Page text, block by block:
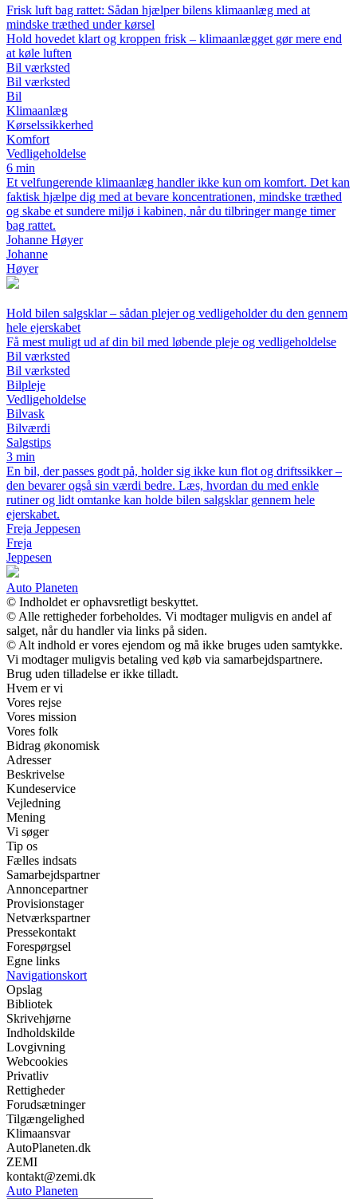
Frisk luft bag rattet: Sådan hjælper bilens klimaanlæg med at
mindske træthed under kørsel
Hold hovedet klart og kroppen frisk – klimaanlægget gør mere end
at køle luften
Bil værksted
Bil værksted
Bil
Klimaanlæg
Kørselssikkerhed
Komfort
Vedligeholdelse
6 min
Et velfungerende klimaanlæg handler ikke kun om komfort. Det kan
faktisk hjælpe dig med at bevare koncentrationen, mindske træthed
og skabe et sundere miljø i kabinen, når du tilbringer mange timer
bag rattet.
Johanne Høyer
Johanne
Høyer
Hold bilen salgsklar – sådan plejer og vedligeholder du den gennem
hele ejerskabet
Få mest muligt ud af din bil med løbende pleje og vedligeholdelse
Bil værksted
Bil værksted
Bilpleje
Vedligeholdelse
Bilvask
Bilværdi
Salgstips
3 min
En bil, der passes godt på, holder sig ikke kun flot og driftssikker –
den bevarer også sin værdi bedre. Læs, hvordan du med enkle
rutiner og lidt omtanke kan holde bilen salgsklar gennem hele
ejerskabet.
Freja Jeppesen
Freja
Jeppesen
Auto Planeten
© Indholdet er ophavsretligt beskyttet.
© Alle rettigheder forbeholdes. Vi modtager muligvis en andel af
salget, når du handler via links på siden.
© Alt indhold er vores ejendom og må ikke bruges uden samtykke.
Vi modtager muligvis betaling ved køb via samarbejdspartnere.
Brug uden tilladelse er ikke tilladt.
Hvem er vi
Vores rejse
Vores mission
Vores folk
Bidrag økonomisk
Adresser
Beskrivelse
Kundeservice
Vejledning
Mening
Vi søger
Tip os
Fælles indsats
Samarbejdspartner
Annoncepartner
Provisionstager
Netværkspartner
Pressekontakt
Forespørgsel
Egne links
Navigationskort
Opslag
Bibliotek
Skrivehjørne
Indholdskilde
Lovgivning
Webcookies
Privatliv
Rettigheder
Forudsætninger
Tilgængelighed
Klimaansvar
AutoPlaneten.dk
ZEMI
kontakt@zemi.dk
Auto Planeten